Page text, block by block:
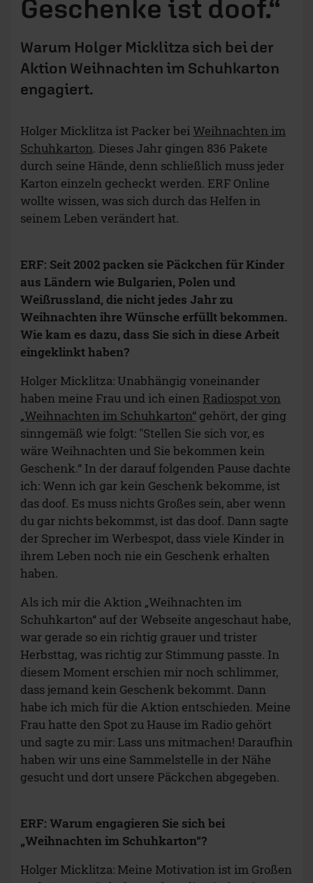
Geschenke ist doof.“
Warum Holger Micklitza sich bei der
Aktion Weihnachten im Schuhkarton
engagiert.
Holger Micklitza ist Packer bei Weihnachten im
Schuhkarton. Dieses Jahr gingen 836 Pakete
durch seine Hände, denn schließlich muss jeder
Karton einzeln gecheckt werden. ERF Online
wollte wissen, was sich durch das Helfen in
seinem Leben verändert hat.
ERF: Seit 2002 packen sie Päckchen für Kinder
aus Ländern wie Bulgarien, Polen und
Weißrussland, die nicht jedes Jahr zu
Weihnachten ihre Wünsche erfüllt bekommen.
Wie kam es dazu, dass Sie sich in diese Arbeit
eingeklinkt haben?
Holger Micklitza: Unabhängig voneinander
haben meine Frau und ich einen Radiospot von
„Weihnachten im Schuhkarton“ gehört, der ging
sinngemäß wie folgt: "Stellen Sie sich vor, es
wäre Weihnachten und Sie bekommen kein
Geschenk.“ In der darauf folgenden Pause dachte
ich: Wenn ich gar kein Geschenk bekomme, ist
das doof. Es muss nichts Großes sein, aber wenn
du gar nichts bekommst, ist das doof. Dann sagte
der Sprecher im Werbespot, dass viele Kinder in
ihrem Leben noch nie ein Geschenk erhalten
haben.
Als ich mir die Aktion „Weihnachten im
Schuhkarton“ auf der Webseite angeschaut habe,
war gerade so ein richtig grauer und trister
Herbsttag, was richtig zur Stimmung passte. In
diesem Moment erschien mir noch schlimmer,
dass jemand kein Geschenk bekommt. Dann
habe ich mich für die Aktion entschieden. Meine
Frau hatte den Spot zu Hause im Radio gehört
und sagte zu mir: Lass uns mitmachen! Daraufhin
haben wir uns eine Sammelstelle in der Nähe
gesucht und dort unsere Päckchen abgegeben.
ERF: Warum engagieren Sie sich bei
„Weihnachten im Schuhkarton“?
Holger Micklitza: Meine Motivation ist im Großen